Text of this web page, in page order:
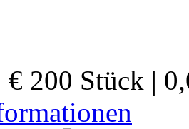
€ 200 Stück |